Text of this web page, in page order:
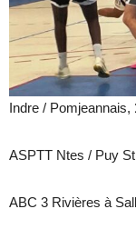
Indre / Pomjeannais,
ASPTT Ntes / Puy
ABC 3 Rivières à